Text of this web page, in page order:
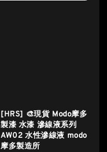
[HRS] 🎨現貨 Modo摩多
製漆 水漆 滲線液系列
AW02 水性滲線液 modo
摩多製造所